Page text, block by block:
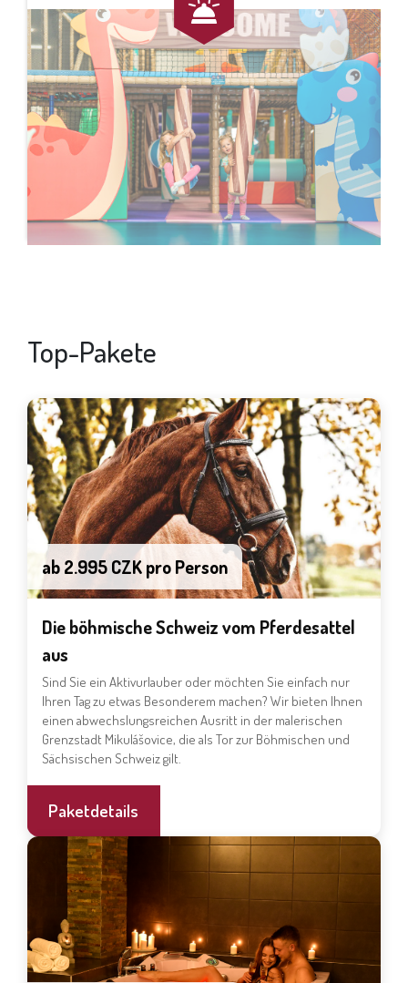
Top-Pakete
Die böhmische Schweiz vom Pferdesattel
aus
Sind Sie ein Aktivurlauber oder möchten Sie einfach nur
Ihren Tag zu etwas Besonderem machen? Wir bieten Ihnen
einen abwechslungsreichen Ausritt in der malerischen
Grenzstadt Mikulášovice, die als Tor zur Böhmischen und
Sächsischen Schweiz gilt.
ab 2.995 CZK pro Person
Paketdetails